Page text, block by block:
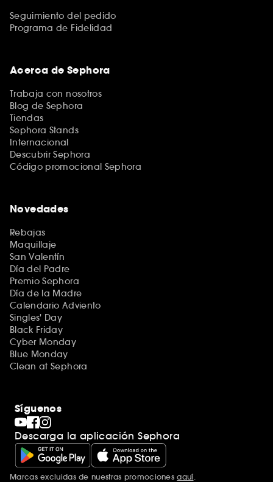
Seguimiento del pedido
Programa de Fidelidad
Acerca de Sephora
Trabaja con nosotros
Blog de Sephora
Tiendas
Sephora Stands
Internacional
Descubrir Sephora
Código promocional Sephora
Novedades
Rebajas
Maquillaje
San Valentín
Día del Padre
Premio Sephora
Día de la Madre
Calendario Adviento
Singles' Day
Black Friday
Cyber Monday
Blue Monday
Clean at Sephora
Síguenos
Descarga la aplicación Sephora
Marcas excluidas de nuestras promocionesaquí